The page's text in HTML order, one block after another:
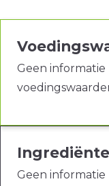
Geen informatie
Geen informatie